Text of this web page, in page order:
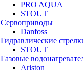
PRO AQUA
STOUT
Сервоприводы
Danfoss
Гидравлические
STOUT
Газовые
Ariston